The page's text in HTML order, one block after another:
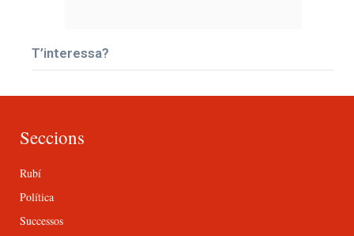
T’interessa?
Seccions
Rubí
Política
Successos